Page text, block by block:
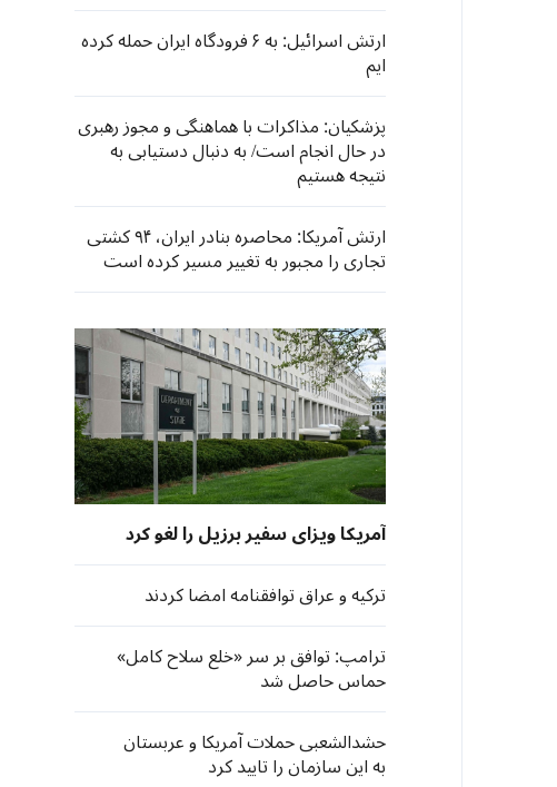
ارتش اسرائیل: به ۶ فرودگاه ایران حمله کرده
ایم
پزشکیان: مذاکرات با هماهنگی و مجوز رهبری
در حال انجام است/ به دنبال دستیابی به
نتیجه هستیم
ارتش آمریکا: محاصره بنادر ایران، ۹۴ کشتی
تجاری را مجبور به تغییر مسیر کرده است
آمریکا ویزای سفیر برزیل را لغو کرد
ترکیه و عراق توافقنامه امضا کردند
ترامپ: توافق بر سر «خلع سلاح کامل»
حماس حاصل شد
حشدالشعبی حملات آمریکا و عربستان
به این سازمان را تایید کرد